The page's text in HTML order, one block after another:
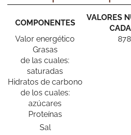
luis leon alvarez
Las mejores croquetas del mundo.
COMPONENTES
VALORES
Valor energético
Grasas
de las cuales:
saturadas
Hidratos de carbono
de los cuales:
azúcares
Proteínas
Sal